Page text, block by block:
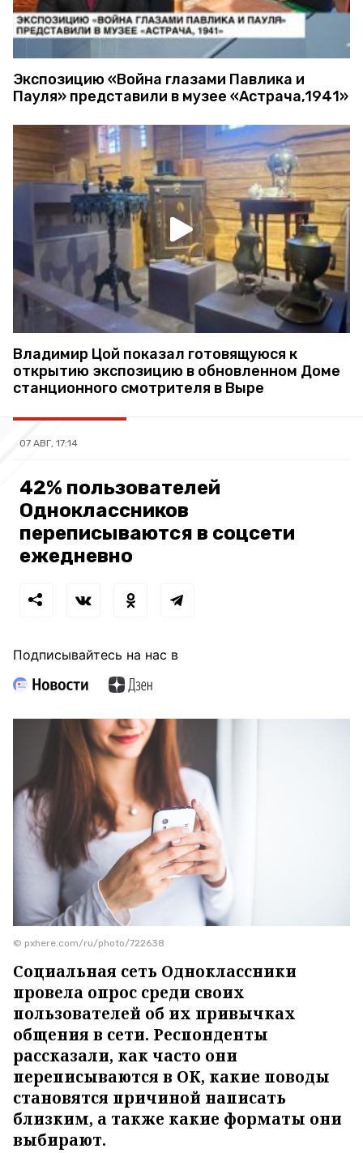
Экспозицию «Война глазами Павлика и
Пауля» представили в музее «Астрача,1941»
Владимир Цой показал готовящуюся к
открытию экспозицию в обновленном Доме
станционного смотрителя в Выре
07 АВГ, 17:14
42% пользователей
Одноклассников
переписываются в соцсети
ежедневно
Подписывайтесь на нас в
© pxhere.com/ru/photo/722638
Социальная сеть Одноклассники
провела опрос среди своих
пользователей об их привычках
общения в сети. Респонденты
рассказали, как часто они
переписываются в ОК, какие поводы
становятся причиной написать
близким, а также какие форматы они
выбирают.